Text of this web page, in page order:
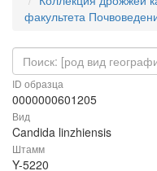
факультета
ID образца
0000000601205
Вид
Candida linzhiensis
Штамм
Y-5220